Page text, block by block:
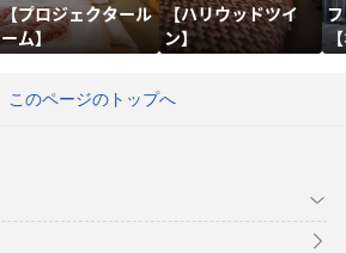
【プロジェクタール
ーム】
【ハリウッドツイ
ン】
このページのトップへ